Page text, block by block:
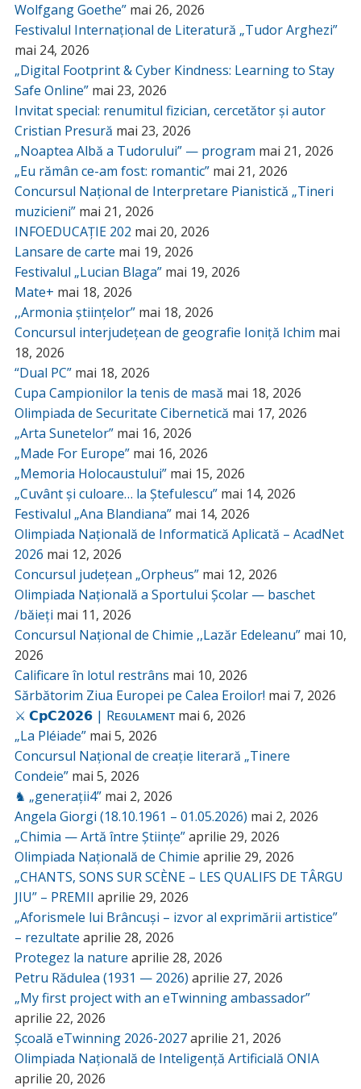
Wolfgang Goethe” mai 26, 2026
Festivalul Internațional de Literatură „Tudor Arghezi”
mai 24, 2026
„Digital Footprint & Cyber Kindness: Learning to Stay
Safe Online” mai 23, 2026
Invitat special: renumitul fizician, cercetător și autor
Cristian Presură mai 23, 2026
„Noaptea Albă a Tudorului” — program mai 21, 2026
„Eu rămân ce-am fost: romantic” mai 21, 2026
Concursul Național de Interpretare Pianistică „Tineri
muzicieni” mai 21, 2026
INFOEDUCAȚIE 202 mai 20, 2026
Lansare de carte mai 19, 2026
Festivalul „Lucian Blaga” mai 19, 2026
Mate+ mai 18, 2026
,,Armonia științelor” mai 18, 2026
Concursul interjudețean de geografie Ioniță Ichim mai
18, 2026
“Dual PC” mai 18, 2026
Cupa Campionilor la tenis de masă mai 18, 2026
Olimpiada de Securitate Cibernetică mai 17, 2026
„Arta Sunetelor” mai 16, 2026
„Made For Europe” mai 16, 2026
„Memoria Holocaustului” mai 15, 2026
„Cuvânt și culoare… la Ștefulescu” mai 14, 2026
Festivalul „Ana Blandiana” mai 14, 2026
Olimpiada Națională de Informatică Aplicată – AcadNet
2026 mai 12, 2026
Concursul județean „Orpheus” mai 12, 2026
Olimpiada Națională a Sportului Școlar — baschet
/băieți mai 11, 2026
Concursul Național de Chimie ,,Lazăr Edeleanu” mai 10,
2026
Calificare în lotul restrâns mai 10, 2026
Sărbătorim Ziua Europei pe Calea Eroilor! mai 7, 2026
⚔️ 𝗖𝗽𝗖𝟮𝟬𝟮𝟲 | Rᴇɢᴜʟᴀᴍᴇɴᴛ mai 6, 2026
„La Pléiade” mai 5, 2026
Concursul Național de creație literară „Tinere
Condeie” mai 5, 2026
♞ „generații4” mai 2, 2026
Angela Giorgi (18.10.1961 – 01.05.2026) mai 2, 2026
„Chimia — Artă între Științe”aprilie 29, 2026
Olimpiada Națională de Chimie aprilie 29, 2026
„CHANTS, SONS SUR SCÈNE – LES QUALIFS DE TÂRGU
JIU” – PREMII aprilie 29, 2026
„Aforismele lui Brâncuși – izvor al exprimării artistice”
– rezultate aprilie 28, 2026
Protegez la nature aprilie 28, 2026
Petru Rădulea (1931 — 2026) aprilie 27, 2026
„My first project with an eTwinning ambassador”
aprilie 22, 2026
Școală eTwinning 2026-2027aprilie 21, 2026
Olimpiada Națională de Inteligență Artificială ONIA
aprilie 20, 2026